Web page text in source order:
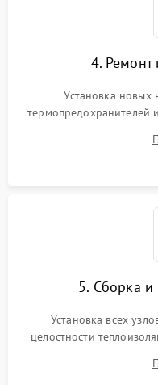
4. Ремонт
Установка новых
термопредохранителей
выгоревших реле,
5. Сборка и
Установка всех
целостности
исключить перегрев
Надежная фиксация